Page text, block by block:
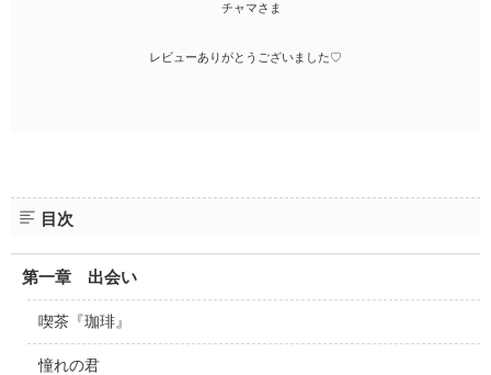
チャマさま
レビューありがとうございました♡
目次
第一章 出会い
喫茶『珈琲』
憧れの君